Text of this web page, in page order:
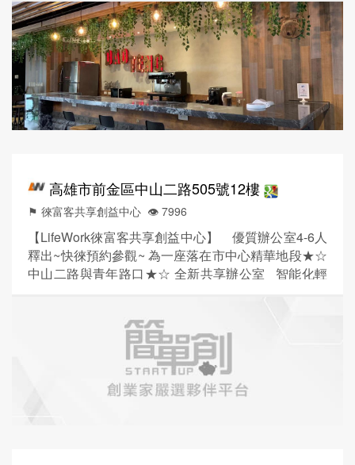
單快速進駐 一站式服務 菁英交流機會 共享大平台 客
製化彈性辦公空間 地點位於市中心,交通便捷 搭乘捷
運至信義國小站3號出口 步行約6分鐘 即可抵達 採用
飯店級隔音設備、智能空間管理與商務貴...
高雄市前金區中山二路505號12樓
⚑ 徠富客共享創益中心 👁️‍ 7996
【LifeWork徠富客共享創益中心】 優質辦公室4-6人
釋出~快徠預約參觀~ 為一座落在市中心精華地段★☆
中山二路與青年路口★☆ 全新共享辦公室 智能化輕
作之餘可以隨時換個空間來杯咖啡小點。 本中心提供
→辦公空間出租 →工商設立登記 →多功能會議室 →
智能交誼廳 不僅減輕您的...